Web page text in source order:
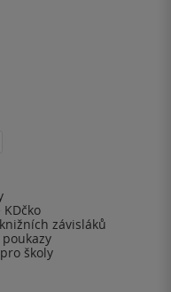
závisláků
školy